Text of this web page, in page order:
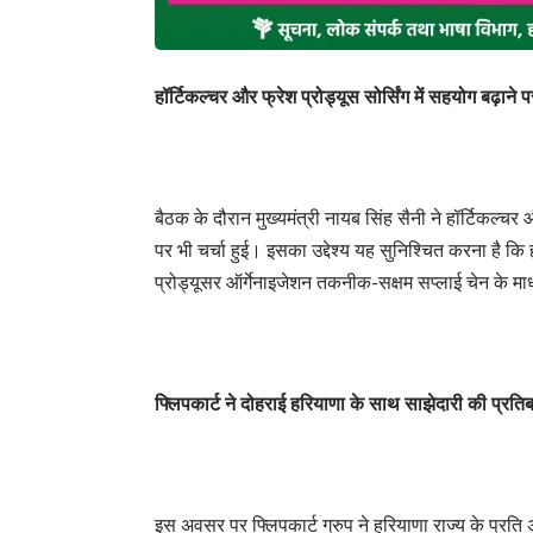
हॉर्टिकल्चर और फ्रेश प्रोड्यूस सोर्सिंग में सहयोग बढ़ाने
बैठक के दौरान मुख्यमंत्री नायब सिंह सैनी ने
पर भी चर्चा हुई। इसका उद्देश्य यह सुनिश्चित करना है
प्रोड्यूसर ऑर्गेनाइजेशन तकनीक-सक्षम सप्लाई चेन के
फ्लिपकार्ट ने दोहराई हरियाणा के साथ साझेदारी की
इस अवसर पर फ्लिपकार्ट ग्रुप ने हरियाणा राज्य के प्रति